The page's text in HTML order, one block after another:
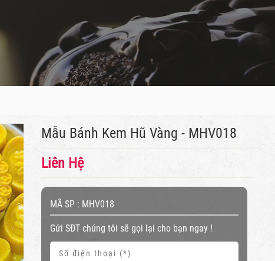
Mẫu Bánh Kem Hũ Vàng - MHV018
Liên Hệ
MÃ SP : MHV018
Gửi SĐT chúng tôi sẽ gọi lại cho bạn ngay !